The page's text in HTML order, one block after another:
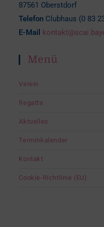
87561 Oberstdorf
Telefon Clubhaus (0 83
E-Mail
Menü
Verein
Regatta
Aktuelles
Terminkalender
Kontakt
Cookie-Richtlinie (EU)